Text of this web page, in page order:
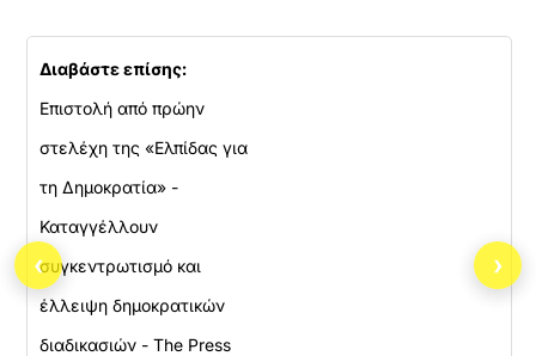
Διαβάστε επίσης:
Επιστολή από πρώην
στελέχη της «Ελπίδας για
τη Δημοκρατία» -
Καταγγέλλουν
συγκεντρωτισμό και
έλλειψη δημοκρατικών
διαδικασιών - The Press
‹ ›